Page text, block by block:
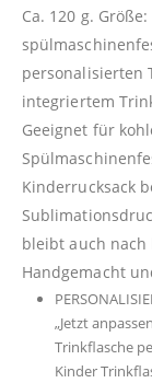
Ca. 120 g.
personalisierten
integriertem
Geeignet für
Kinderrucksack
bleibt auch
Handgemacht
„Jetzt
Trinkflasche
Kinder